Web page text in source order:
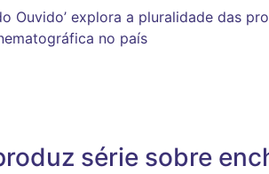
Ouvido’ explora a pluralidade das
no país
série sobre